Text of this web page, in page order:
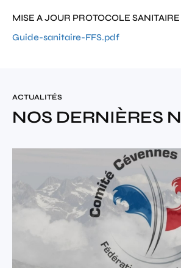
MISE A JOUR PROTOCOLE
Guide-sanitaire-FFS.pdf
ACTUALITÉS
NOS DERNIÈRES